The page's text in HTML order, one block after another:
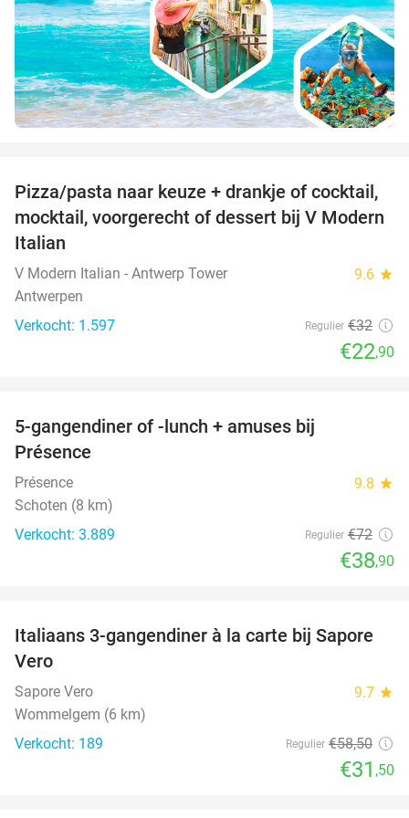
28%
Pizza/pasta naar keuze + drankje of cocktail,
mocktail, voorgerecht of dessert bij V Modern
Italian
V Modern Italian - Antwerp Tower 9.6 star
Antwerpen
Verkocht: 1.597
Regulier €32
€22,90
5-gangendiner of -lunch + amuses bij
Présence
Présence 9.8 star
Schoten (8 km)
Verkocht: 3.889
Regulier €72
€38,90
46%
Italiaans 3-gangendiner à la carte bij Sapore
Vero
Sapore Vero 9.7 star
Wommelgem (6 km)
Verkocht: 189
Regulier €58,50
€31 ,50